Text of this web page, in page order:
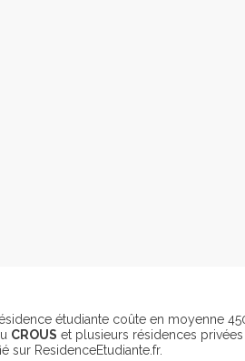
étudiante coûte en moyenne
CROUS et plusieurs résidences
sur ResidenceEtudiante.fr.